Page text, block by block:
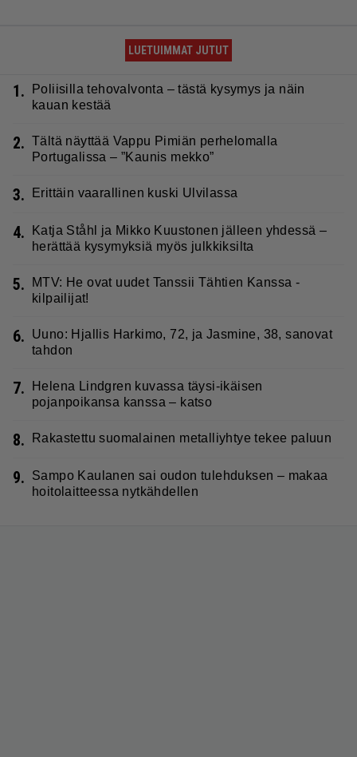
LUETUIMMAT JUTUT
1.
Poliisilla tehovalvonta – tästä kysymys ja näin
kauan kestää
2.
Tältä näyttää Vappu Pimiän perhelomalla
Portugalissa – ”Kaunis mekko”
3. Erittäin vaarallinen kuski Ulvilassa
4.
Katja Ståhl ja Mikko Kuustonen jälleen yhdessä –
herättää kysymyksiä myös julkkiksilta
5.
MTV: He ovat uudet Tanssii Tähtien Kanssa -
kilpailijat!
6.
Uuno: Hjallis Harkimo, 72, ja Jasmine, 38, sanovat
tahdon
7.
Helena Lindgren kuvassa täysi-ikäisen
pojanpoikansa kanssa – katso
8. Rakastettu suomalainen metalliyhtye tekee paluun
9.
Sampo Kaulanen sai oudon tulehduksen – makaa
hoitolaitteessa nytkähdellen